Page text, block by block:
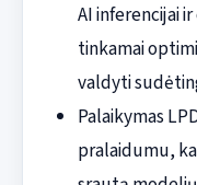
AI inferencijai
tinkamai
valdyti
Palaikymas
pralaidumu,